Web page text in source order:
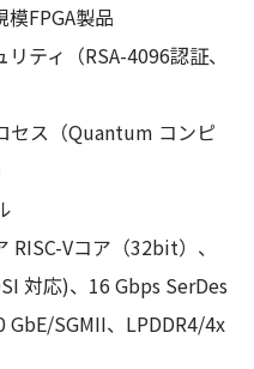
FPGA製品
ティ（RSA-4096認証、
セス（Quantum コンピ
Vコア（32bit）、
対応)、16 Gbps SerDes
SGMII、LPDDR4/4x